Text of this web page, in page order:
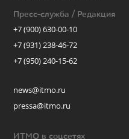
Пресс-служба / Редакция
+7 (900) 630-00-10
+7 (931) 238-46-72
+7 (950) 240-15-62
news@itmo.ru
pressa@itmo.ru
ИТМО в соцсетях